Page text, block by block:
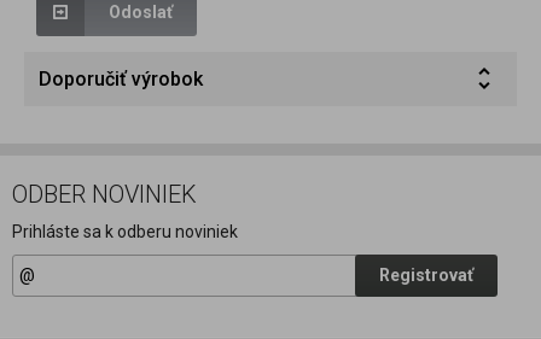
Odoslať
Doporučiť výrobok
ODBER NOVINIEK
Prihláste sa k odberu noviniek
Registrovať